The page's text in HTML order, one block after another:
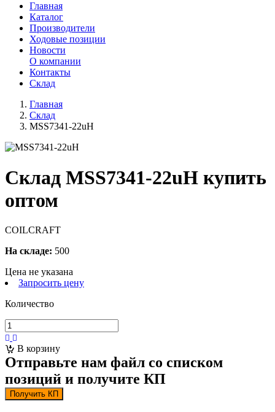
Главная
Каталог
Производители
Ходовые позиции
Новости
О компании
Контакты
Склад
Главная
Склад
MSS7341-22uH
Склад MSS7341-22uH купить
оптом
COILCRAFT
На складе: 500
Цена не указана
Запросить цену
Количество
В корзину
Отправьте нам файл со списком
позиций и получите КП
Получить КП